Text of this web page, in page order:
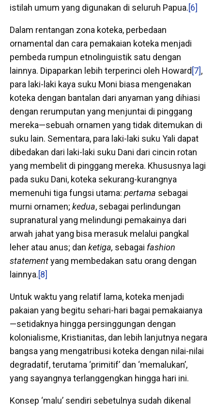
istilah umum yang digunakan di seluruh Papua.[6]
Dalam rentangan zona koteka, perbedaan
ornamental dan cara pemakaian koteka menjadi
pembeda rumpun etnolinguistik satu dengan
lainnya. Dipaparkan lebih terperinci oleh Howard[7],
para laki-laki kaya suku Moni biasa mengenakan
koteka dengan bantalan dari anyaman yang dihiasi
dengan rerumputan yang menjuntai di pinggang
mereka—sebuah ornamen yang tidak ditemukan di
suku lain. Sementara, para laki-laki suku Yali dapat
dibedakan dari laki-laki suku Dani dari cincin rotan
yang membelit di pinggang mereka. Khususnya lagi
pada suku Dani, koteka sekurang-kurangnya
memenuhi tiga fungsi utama: pertama sebagai
murni ornamen; kedua, sebagai perlindungan
supranatural yang melindungi pemakainya dari
arwah jahat yang bisa merasuk melalui pangkal
leher atau anus; dan ketiga, sebagai fashion
statementyang membedakan satu orang dengan
lainnya.[8]
Untuk waktu yang relatif lama, koteka menjadi
pakaian yang begitu sehari-hari bagai pemakaianya
—setidaknya hingga persinggungan dengan
kolonialisme, Kristianitas, dan lebih lanjutnya negara
bangsa yang mengatribusi koteka dengan nilai-nilai
degradatif, terutama ‘primitif’ dan ‘memalukan’,
yang sayangnya terlanggengkan hingga hari ini.
Konsep ‘malu’ sendiri sebetulnya sudah dikenal